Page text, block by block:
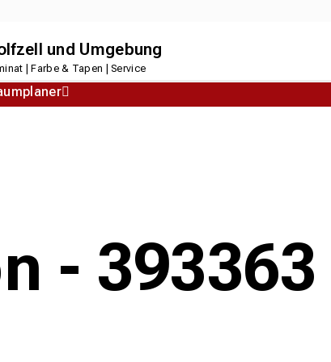
und Umgebung
| Farbe & Tapen | Service
- 393363